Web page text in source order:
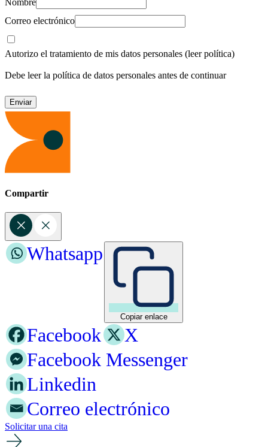
Nombre
Correo electrónico
Autorizo el tratamiento de mis datos personales (leer política)
Debe leer la política de datos personales antes de continuar
Compartir
Copiar enlace
Whatsapp
Facebook
X
Facebook Messenger
Linkedin
Correo electrónico
Solicitar una cita